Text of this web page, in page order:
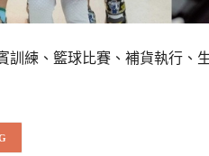
訓練、籃球比賽、補貨執行、